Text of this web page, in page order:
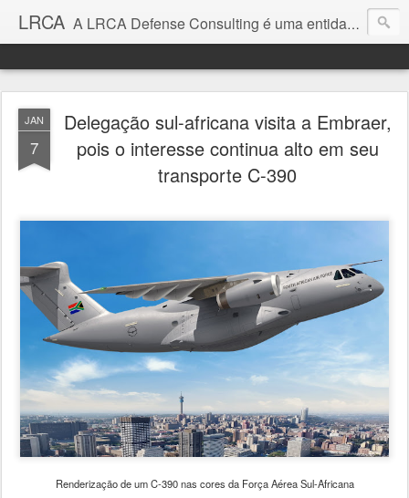
LRCA A LRCA Defense Consulting é uma entidade sem fins lucrativos que se dedica a produzir e divulgar notícias e análises sobre as Empresas de Defesa. Não somos jornalistas e nem este é um blog jornalístico.
JAN
7
Delegação sul-africana visita a Embraer,
pois o interesse continua alto em seu
transporte C-390
Renderização de um C-390 nas cores da Força Aérea Sul-Africana